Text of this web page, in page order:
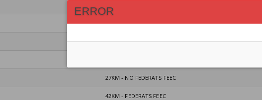
16KM - NO FEDERATS FEEC
42KM - FEDERATS FEEC
27KM - NO FEDERATS FEEC
42KM - FEDERATS FEEC
ERROR